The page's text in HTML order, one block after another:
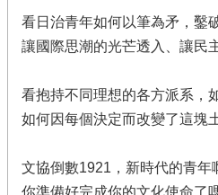
看日治青年如何以筆為矛，鑿
讓國際思潮的光芒透入、讓民
看抱持不同理想的各方派系，
如何因每個決定而改變了這塊
文協倒數1921，新時代的青年
你準備好完成你的文化使命了